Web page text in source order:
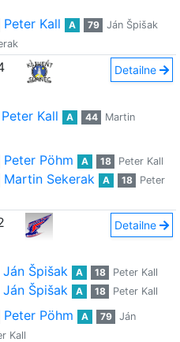
Peter Kall A 79
Ján Špišak
Detailne
Peter Kall A 44
Martin
Peter Pöhm A 18
Peter Kall
Martin Sekerak A 18
Peter
Detailne
Ján Špišak A 18
Peter Kall
Ján Špišak A 18 Peter Kall
Peter Pöhm A 79
Ján
Kall